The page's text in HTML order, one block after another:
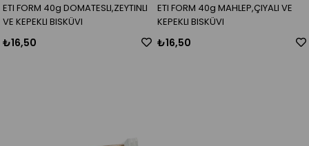
ETI FORM 40g DOMATESLI,ZEYTINLI
VE KEPEKLI BISKÜVI
₺16,50
ETI FORM 40g MAHLEP,ÇIYALI VE
KEPEKLI BISKÜVI
₺16,50